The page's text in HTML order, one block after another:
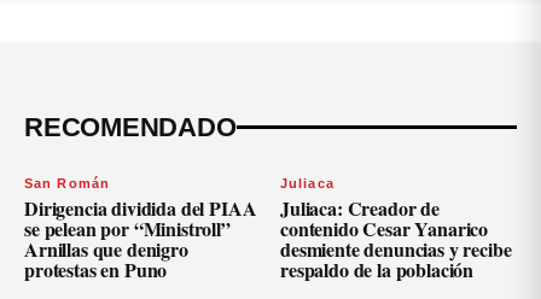
RECOMENDADO
San Román
Dirigencia dividida del PIAA
se pelean por “Ministroll”
Arnillas que denigro
protestas en Puno
Juliaca
Juliaca: Creador de
contenido Cesar Yanarico
desmiente denuncias y recibe
respaldo de la población